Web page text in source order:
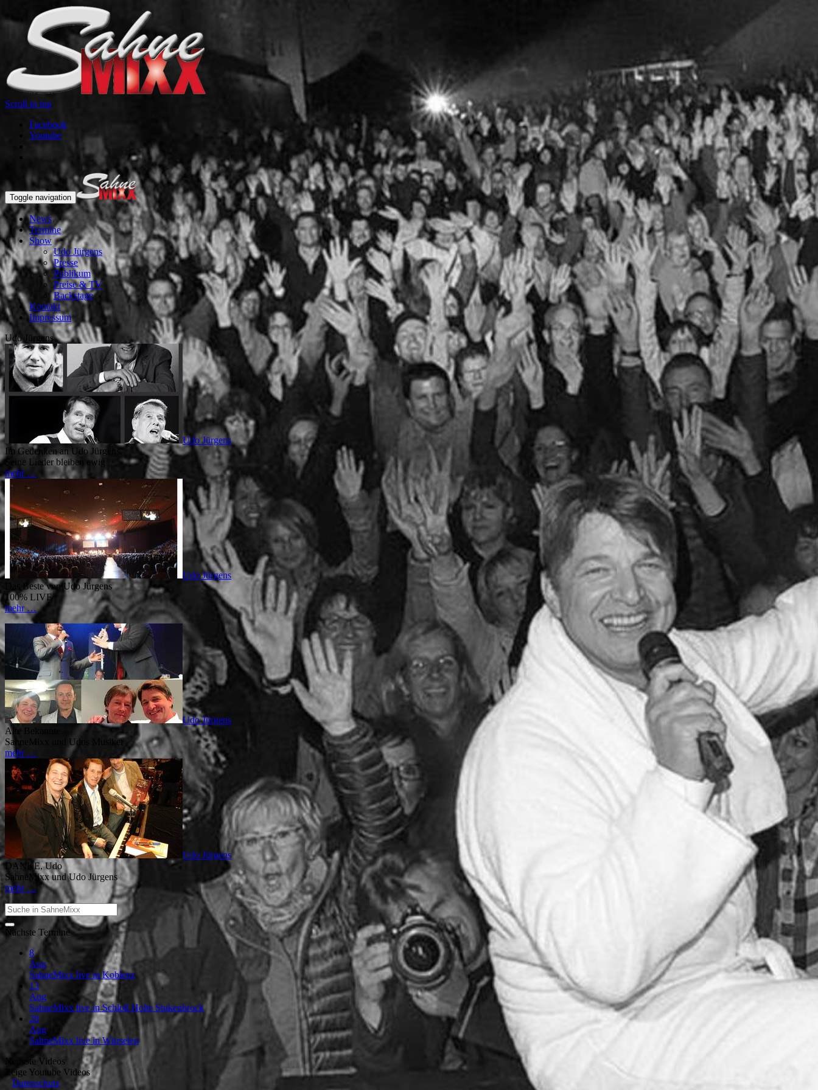
Scroll to top
Facebook
Youtube
Toggle navigation
News
Termine
Show
Udo Jürgens
Presse
Publikum
Preise & TV
Backstage
Kontakt
Impressum
Udo Jürgens
Udo Jürgens
Im Gedenken an Udo Jürgens
Seine Lieder bleiben ewig
mehr …
Udo Jürgens
Das Beste von Udo Jürgens
100% LIVE
mehr …
Udo Jürgens
Alte Bekannte
SahneMixx und Udos Musiker
mehr …
Udo Jürgens
DANKE, Udo
SahneMixx und Udo Jürgens
mehr …
Nächste Termine
8
Aug
SahneMixx live in Koblenz
13
Aug
SahneMixx live in Schloß Holte Stukenbrock
28
Aug
SahneMixx live in Würselen
Neueste Videos
Zeige Youtube Videos
Datenschutz